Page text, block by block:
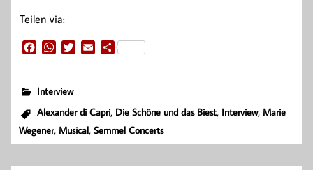
Teilen via:
c
e
o
o
k
W
a
t
A
p
p
i
e
r
a
T
i
n
Interview
Alexander di Capri, Die Schöne und das Biest, Interview, Marie
Wegener, Musical,Semmel Concerts